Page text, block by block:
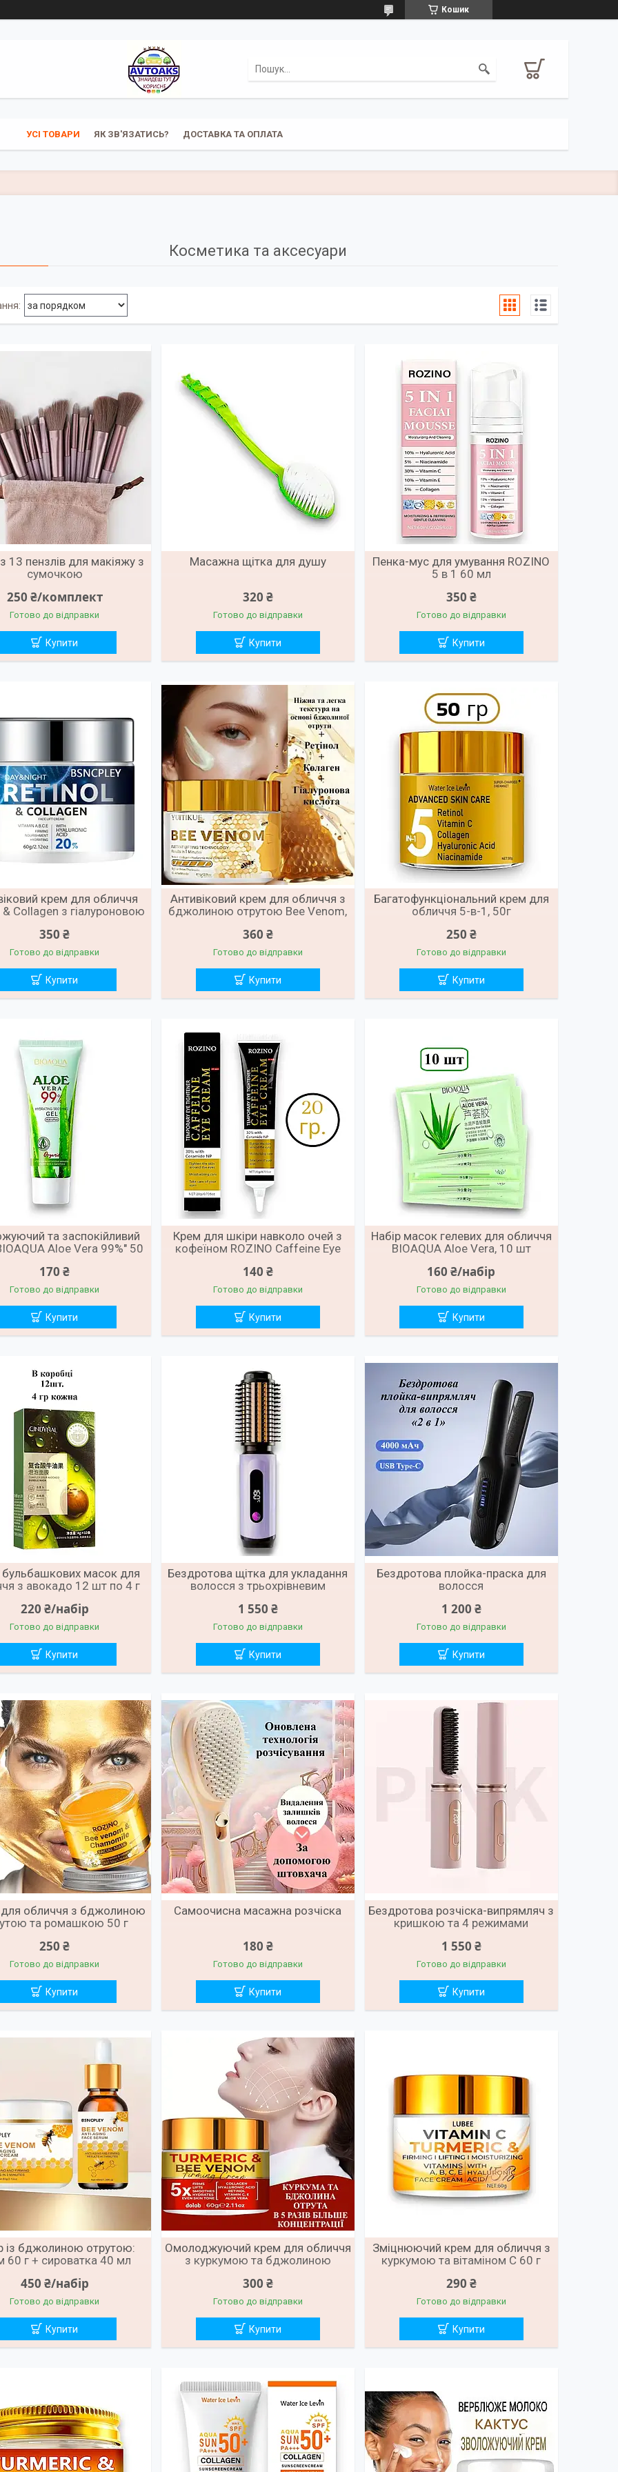
Кошик
УСІ ТОВАРИ ЯК ЗВ'ЯЗАТИСЬ? ДОСТАВКА ТА ОПЛАТА
Косметика та аксесуари
13 пензлів для макіяжу з
сумочкою
250 ₴/комплект
Готово до відправки
Купити
Масажна щітка для душу
320 ₴
Готово до відправки
Купити
Пенка-мус для умування ROZINO
5 в 1 60 мл
350 ₴
Готово до відправки
Купити
крем для обличчя
Collagen з гіалуроновою
350 ₴
Готово до відправки
Купити
Антивіковий крем для обличчя з
бджолиною отрутою Bee Venom,
360 ₴
Готово до відправки
Купити
Багатофункціональний крем для
обличчя 5-в-1, 50г
250 ₴
Готово до відправки
Купити
та заспокійливий
Aloe Vera 99%" 50
170 ₴
Готово до відправки
Купити
Крем для шкіри навколо очей з
кофеїном ROZINO Caffeine Eye
140 ₴
Готово до відправки
Купити
Набір масок гелевих для обличчя
BIOAQUA Aloe Vera, 10 шт
160 ₴/набір
Готово до відправки
Купити
бульбашкових масок для
з авокадо 12 шт по 4 г
220 ₴/набір
Готово до відправки
Купити
Бездротова щітка для укладання
волосся з трьохрівневим
1 550 ₴
Готово до відправки
Купити
Бездротова плойка-праска для
волосся
1 200 ₴
Готово до відправки
Купити
обличчя з бджолиною
та ромашкою 50 г
250 ₴
Готово до відправки
Купити
Самоочисна масажна розчіска
180 ₴
Готово до відправки
Купити
Бездротова розчіска-випрямляч з
кришкою та 4 режимами
1 550 ₴
Готово до відправки
Купити
із бджолиною отрутою:
60 г + сироватка 40 мл
450 ₴/набір
Готово до відправки
Купити
Омолоджуючий крем для обличчя
з куркумою та бджолиною
300 ₴
Готово до відправки
Купити
Зміцнюючий крем для обличчя з
куркумою та вітаміном С 60 г
290 ₴
Готово до відправки
Купити